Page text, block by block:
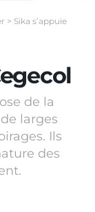
> Sika s’appuie
de la
larges
Ils
des